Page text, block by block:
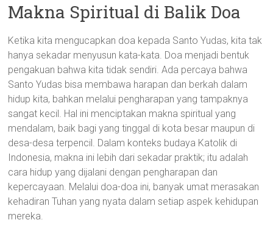
Makna Spiritual di Balik Doa
Ketika kita mengucapkan doa kepada Santo Yudas, kita tak
hanya sekadar menyusun kata-kata. Doa menjadi bentuk
pengakuan bahwa kita tidak sendiri. Ada percaya bahwa
Santo Yudas bisa membawa harapan dan berkah dalam
hidup kita, bahkan melalui pengharapan yang tampaknya
sangat kecil. Hal ini menciptakan makna spiritual yang
mendalam, baik bagi yang tinggal di kota besar maupun di
desa-desa terpencil. Dalam konteks budaya Katolik di
Indonesia, makna ini lebih dari sekadar praktik; itu adalah
cara hidup yang dijalani dengan pengharapan dan
kepercayaan. Melalui doa-doa ini, banyak umat merasakan
kehadiran Tuhan yang nyata dalam setiap aspek kehidupan
mereka.